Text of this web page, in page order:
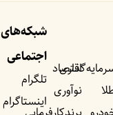
اقتصاد
نوآوری
شبکه‌های
اجتماعی
تلگرام
اینستاگرام